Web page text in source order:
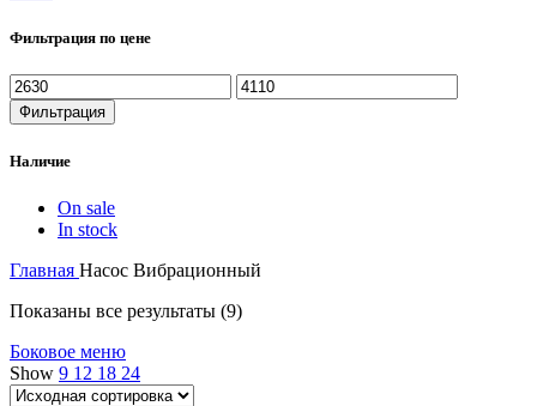
Фильтрация по цене
Минимальная
цена
Максимальная
цена
Фильтрация
Наличие
On sale
In stock
Главная Насос Вибрационный
Показаны все результаты (9)
Боковое меню
Show 9 12 18 24